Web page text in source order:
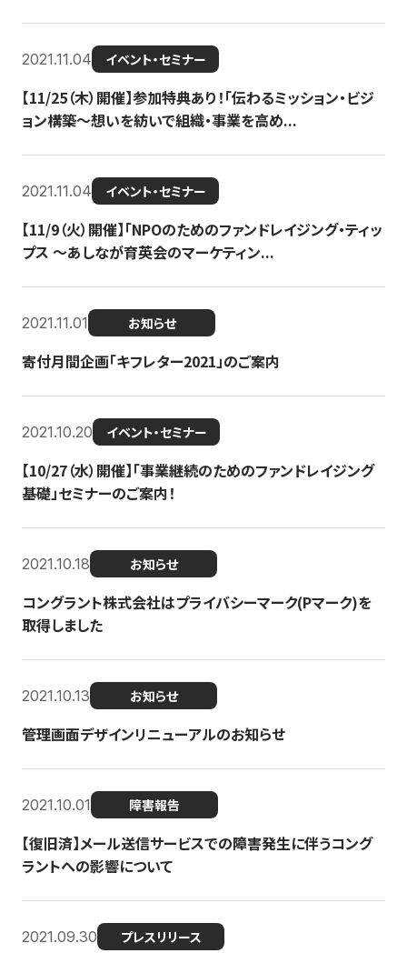
2021.11.04 イベント・セミナー
【11/25（木）開催】参加特典あり！「伝わるミッション・ビジ
ョン構築〜想いを紡いで組織・事業を高め...
2021.11.04 イベント・セミナー
【11/9（火）開催】「NPOのためのファンドレイジング・ティッ
プス 〜あしなが育英会のマーケティン...
2021.11.01 お知らせ
寄付月間企画「キフレター2021」のご案内
2021.10.20 イベント・セミナー
【10/27（水）開催】「事業継続のためのファンドレイジング
基礎」セミナーのご案内！
2021.10.18 お知らせ
コングラント株式会社はプライバシーマーク(Pマーク)を
取得しました
2021.10.13 お知らせ
管理画面デザインリニューアルのお知らせ
2021.10.01 障害報告
【復旧済】メール送信サービスでの障害発生に伴うコング
ラントへの影響について
2021.09.30 プレスリリース